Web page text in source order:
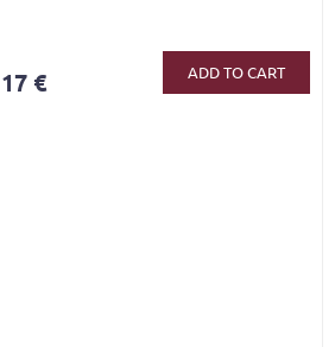
17 € ADD TO CART